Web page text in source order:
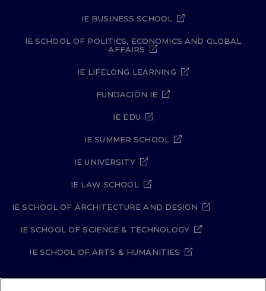
IE BUSINESS SCHOOL
IE SCHOOL OF POLITICS, ECONOMICS AND GLOBAL
AFFAIRS
IE LIFELONG LEARNING
FUNDACIÓN IE
IE EDU
IE SUMMER SCHOOL
IE UNIVERSITY
IE LAW SCHOOL
IE SCHOOL OF ARCHITECTURE AND DESIGN
IE SCHOOL OF SCIENCE & TECHNOLOGY
IE SCHOOL OF ARTS & HUMANITIES